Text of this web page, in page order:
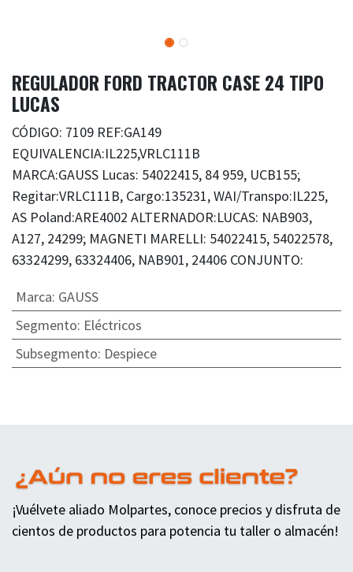
REGULADOR FORD TRACTOR CASE 24 TIPO
LUCAS
CÓDIGO: 7109 REF:GA149
EQUIVALENCIA:IL225,VRLC111B
MARCA:GAUSS Lucas: 54022415, 84 959, UCB155;
Regitar:VRLC111B, Cargo:135231, WAI/Transpo:IL225,
AS Poland:ARE4002 ALTERNADOR:LUCAS: NAB903,
A127, 24299; MAGNETI MARELLI: 54022415, 54022578,
63324299, 63324406, NAB901, 24406 CONJUNTO:
Marca: GAUSS
Segmento: Eléctricos
Subsegmento: Despiece
¡Vuélvete aliado Molpartes, conoce precios y disfruta de
cientos de productos para potencia tu taller o almacén!